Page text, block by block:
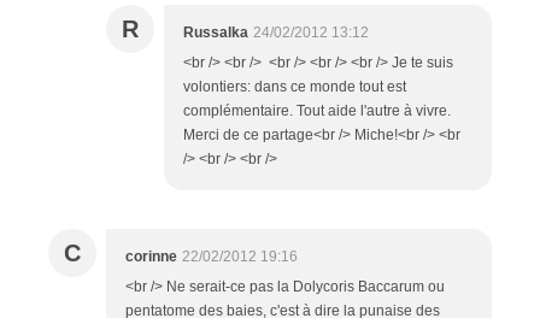
R Russalka 24/02/2012 13:12
<br /> <br /> <br /> <br /> <br /> Je te suis
volontiers: dans ce monde tout est
complémentaire. Tout aide l'autre à vivre.
Merci de ce partage<br /> Miche!<br /> <br
/> <br /> <br />
C corinne 22/02/2012 19:16
<br /> Ne serait-ce pas la Dolycoris Baccarum ou
pentatome des baies, c'est à dire la punaise des